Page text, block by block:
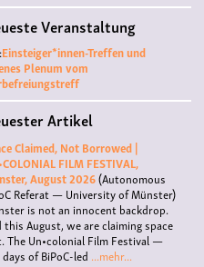
Veranstaltung
Einsteiger*innen-Treffen und
Plenum vom
Artikel
Claimed, Not Borrowed |
FILM FESTIVAL,
August 2026(Autonomous
Referat — University of Münster)
is not an innocent backdrop.
this August, we are claiming space
The Un•colonial Film Festival —
of BiPoC-led ...mehr...